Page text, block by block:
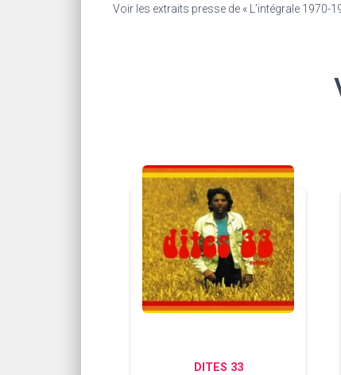
Voir les extraits presse de « L’intégrale 1970-
DITES 33